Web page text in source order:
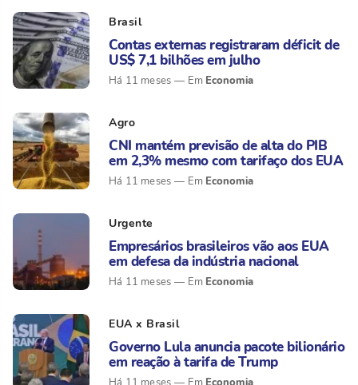
Brasil
Contas externas registraram déficit de
US$ 7,1 bilhões em julho
Há 11 meses Economia
Agro
CNI mantém previsão de alta do PIB
em 2,3% mesmo com tarifaço dos EUA
Há 11 meses Economia
Urgente
Empresários brasileiros vão aos EUA
em defesa da indústria nacional
Há 11 meses Economia
EUA x Brasil
Governo Lula anuncia pacote bilionário
em reação à tarifa de Trump